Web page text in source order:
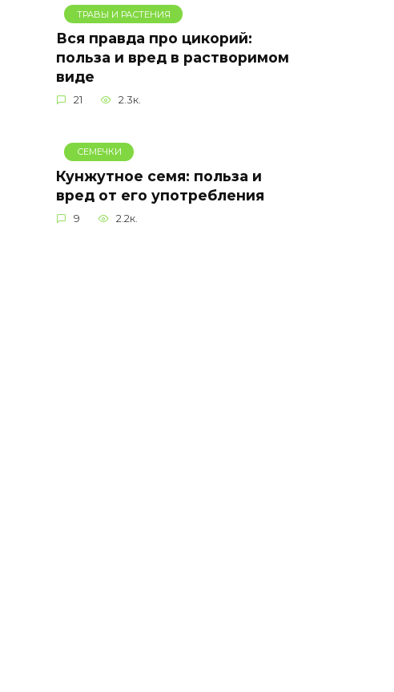
ТРАВЫ И РАСТЕНИЯ
Вся правда про цикорий:
польза и вред в растворимом
виде
21 2.3к.
СЕМЕЧКИ
Кунжутное семя: польза и
вред от его употребления
9 2.2к.